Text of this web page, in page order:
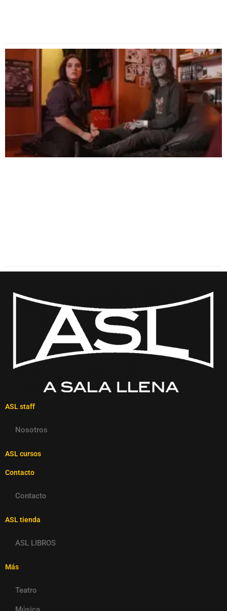
ASL staff
Nosotros
ASL cursos
Contacto
Contacto
ASL tienda
ASL LIBROS
Más
Teatro